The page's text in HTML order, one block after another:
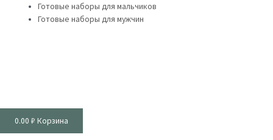
Готовые наборы для мальчиков
Готовые наборы для мужчин
0.00 ₽ Корзина